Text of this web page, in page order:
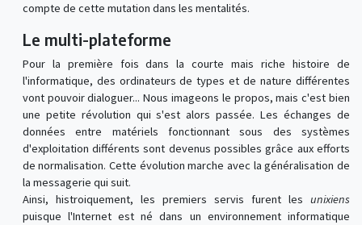
compte de cette mutation dans les mentalités.
Le multi-plateforme
Pour la première fois dans la courte mais riche histoire de
l'informatique, des ordinateurs de types et de nature différentes
vont pouvoir dialoguer... Nous imageons le propos, mais c'est bien
une petite révolution qui s'est alors passée. Les échanges de
données entre matériels fonctionnant sous des systèmes
d'exploitation différents sont devenus possibles grâce aux efforts
de normalisation. Cette évolution marche avec la généralisation de
la messagerie qui suit.
Ainsi, histroiquement, les premiers servis furent les unixiens
puisque l'Internet est né dans un environnement informatique